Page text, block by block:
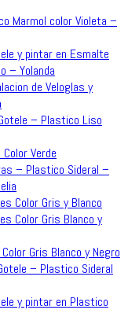
Marmol color Violeta –
y pintar en Esmalte
– Yolanda
de Veloglas y
– Plastico Liso
Verde
– Plastico Sideral –
Color Gris y Blanco
Color Gris Blanco y
Gris Blanco y Negro
– Plastico Sideral
y pintar en Plastico